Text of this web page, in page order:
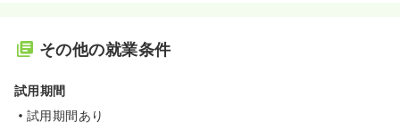
その他の就業条件
試用期間
試用期間あり